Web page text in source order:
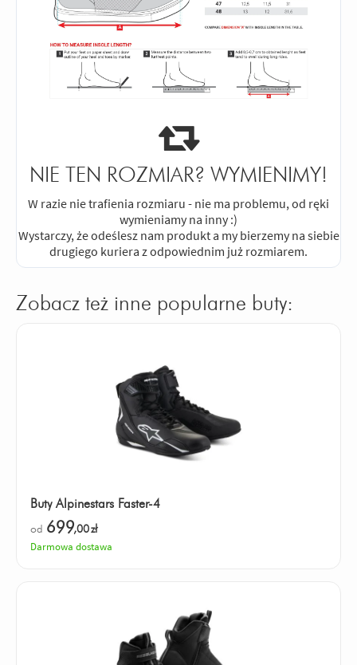
NIE TEN ROZMIAR? WYMIENIMY!
W razie nie trafienia rozmiaru - nie ma problemu, od ręki
wymieniamy na inny :)
Wystarczy, że odeślesz nam produkt a my bierzemy na siebie
drugiego kuriera z odpowiednim już rozmiarem.
Zobacz też inne popularne buty:
Buty Alpinestars Faster-4
od 699,00zł
Darmowa dostawa